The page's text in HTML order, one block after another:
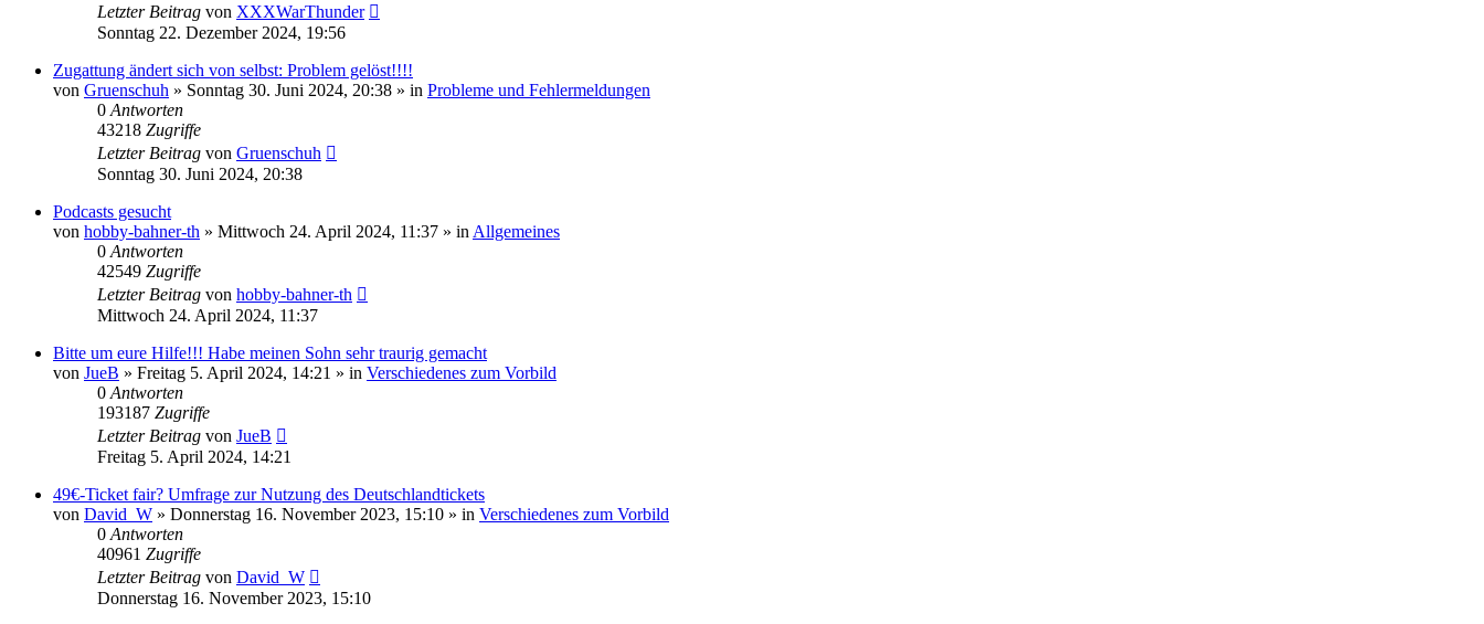
Letzter Beitrag von XXXWarThunder
Sonntag 22. Dezember 2024, 19:56
Zugattung ändert sich von selbst: Problem gelöst!!!!
von Gruenschuh » Sonntag 30. Juni 2024, 20:38 » in Probleme und Fehlermeldungen
0 Antworten
43218 Zugriffe
Letzter Beitrag von Gruenschuh
Sonntag 30. Juni 2024, 20:38
Podcasts gesucht
von hobby-bahner-th » Mittwoch 24. April 2024, 11:37 » in Allgemeines
0 Antworten
42549 Zugriffe
Letzter Beitrag von hobby-bahner-th
Mittwoch 24. April 2024, 11:37
Bitte um eure Hilfe!!! Habe meinen Sohn sehr traurig gemacht
von JueB » Freitag 5. April 2024, 14:21 » in Verschiedenes zum Vorbild
0 Antworten
193187 Zugriffe
Letzter Beitrag von JueB
Freitag 5. April 2024, 14:21
49€-Ticket fair? Umfrage zur Nutzung des Deutschlandtickets
von David_W » Donnerstag 16. November 2023, 15:10 » in Verschiedenes zum Vorbild
0 Antworten
40961 Zugriffe
Letzter Beitrag von David_W
Donnerstag 16. November 2023, 15:10